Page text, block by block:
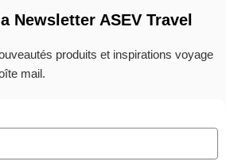
Newsletter ASEV Travel
produits et inspirations voyage
mail.